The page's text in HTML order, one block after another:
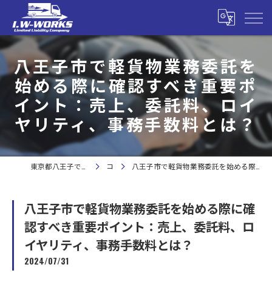
八王子市で軽貨物業務委託を
始める際に確認すべき重要ポ
イント：売上、委託料、ロイ
ヤリティ、事務手数料とは？
コラム 八王子市で軽貨物業務委託を始める際に確認すべき重要ポイント：売上、委託料、ロイヤリティ、事務手数料とは？
八王子市で軽貨物業務委託を始める際に確
認すべき重要ポイント：売上、委託料、ロ
イヤリティ、事務手数料とは？
2024/07/31